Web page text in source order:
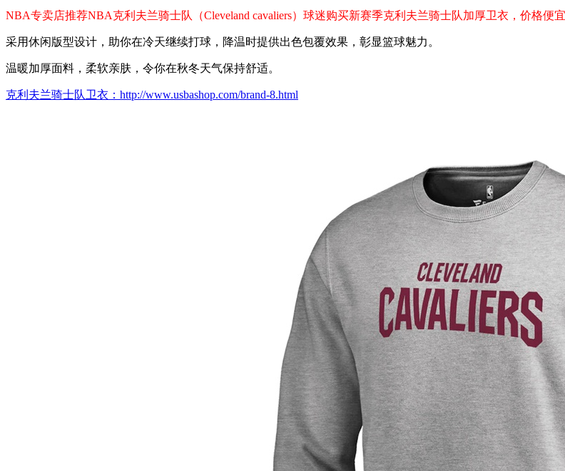
NBA专卖店推荐NBA克利夫兰骑士队（Cleveland cavaliers）球迷购买新赛季克利夫兰骑士队加厚卫衣，价格便宜
采用休闲版型设计，助你在冷天继续打球，降温时提供出色包覆效果，彰显篮球魅力。
温暖加厚面料，柔软亲肤，令你在秋冬天气保持舒适。
克利夫兰骑士队卫衣：http://www.usbashop.com/brand-8.html